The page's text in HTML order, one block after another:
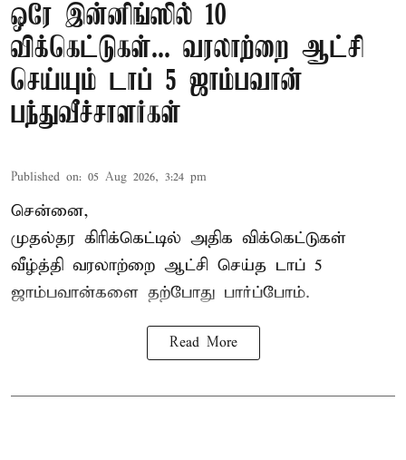
ஒரே இன்னிங்ஸில் 10
விக்கெட்டுகள்... வரலாற்றை ஆட்சி
செய்யும் டாப் 5 ஜாம்பவான்
பந்துவீச்சாளர்கள்
Published on: 05 Aug 2026, 3:24 pm
சென்னை,
முதல்தர கிரிக்கெட்டில் அதிக விக்கெட்டுகள்
வீழ்த்தி வரலாற்றை ஆட்சி செய்த டாப் 5
ஜாம்பவான்களை தற்போது பார்ப்போம்.
Read More